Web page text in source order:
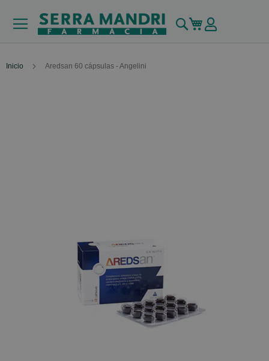
Buscar
Mi carrito
Inicio Aredsan 60 cápsulas - Angelini